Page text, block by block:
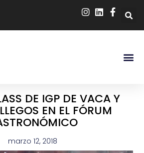
DE IGP DE VACA Y
EN EL FÓRUM
marzo 12, 2018